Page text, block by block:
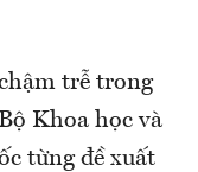
trễ trong
Khoa học và
từng đề xuất